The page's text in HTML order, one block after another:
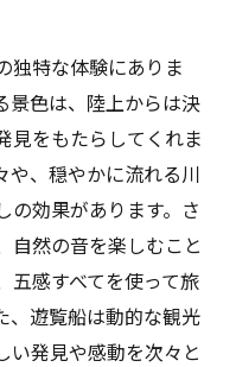
独特な体験にありま
景色は、陸上からは決
見をもたらしてくれま
や、穏やかに流れる川
の効果があります。さ
自然の音を楽しむこと
五感すべてを使って旅
、遊覧船は動的な観光
い発見や感動を次々と